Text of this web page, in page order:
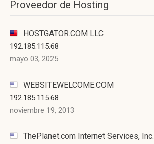
Proveedor de Hosting
HOSTGATOR.COM LLC
192.185.115.68
mayo 03, 2025
WEBSITEWELCOME.COM
192.185.115.68
noviembre 19, 2013
ThePlanet.com Internet Services, Inc.